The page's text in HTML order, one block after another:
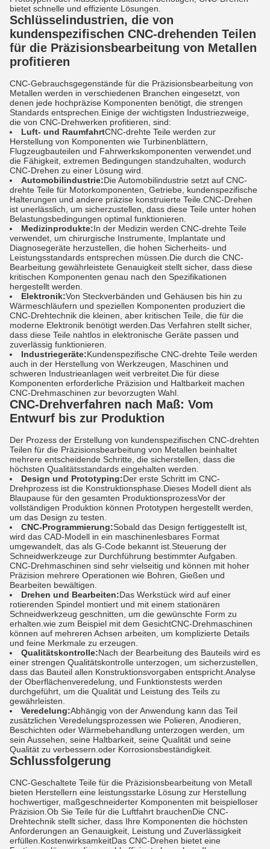
bietet schnelle und effiziente Lösungen.
Schlüsselindustrien, die von
kundenspezifischen CNC-drehenden Teilen
für die Präzisionsbearbeitung von Metallen
profitieren
CNC-Gebrauchsgegenstände für die Präzisionsbearbeitung von
Metallen werden in verschiedenen Branchen eingesetzt, von
denen jede hochpräzise Komponenten benötigt, die strengen
Standards entsprechen.Einige der wichtigsten Industriezweige,
die von CNC-Drehwerken profitieren, sind:
Luft- und RaumfahrtCNC-drehte Teile werden zur
Herstellung von Komponenten wie Turbinenblättern,
Flugzeugbauteilen und Fahrwerkskomponenten verwendet.und
die Fähigkeit, extremen Bedingungen standzuhalten, wodurch
CNC-Drehen zu einer Lösung wird.
Automobilindustrie:Die Automobilindustrie setzt auf CNC-
drehte Teile für Motorkomponenten, Getriebe, kundenspezifische
Halterungen und andere präzise konstruierte Teile.CNC-Drehen
ist unerlässlich, um sicherzustellen, dass diese Teile unter hohen
Belastungsbedingungen optimal funktionieren.
Medizinprodukte:In der Medizin werden CNC-drehte Teile
verwendet, um chirurgische Instrumente, Implantate und
Diagnosegeräte herzustellen, die hohen Sicherheits- und
Leistungsstandards entsprechen müssen.Die durch die CNC-
Bearbeitung gewährleistete Genauigkeit stellt sicher, dass diese
kritischen Komponenten genau nach den Spezifikationen
hergestellt werden.
Elektronik:Von Steckverbänden und Gehäusen bis hin zu
Wärmeschläufern und speziellen Komponenten produziert die
CNC-Drehtechnik die kleinen, aber kritischen Teile, die für die
moderne Elektronik benötigt werden.Das Verfahren stellt sicher,
dass diese Teile nahtlos in elektronische Geräte passen und
zuverlässig funktionieren.
Industriegeräte:Kundenspezifische CNC-drehte Teile werden
auch in der Herstellung von Werkzeugen, Maschinen und
schweren Industrieanlagen weit verbreitet.Die für diese
Komponenten erforderliche Präzision und Haltbarkeit machen
CNC-Drehmaschinen zur bevorzugten Wahl.
CNC-Drehverfahren nach Maß: Vom
Entwurf bis zur Produktion
Der Prozess der Erstellung von kundenspezifischen CNC-drehten
Teilen für die Präzisionsbearbeitung von Metallen beinhaltet
mehrere entscheidende Schritte, die sicherstellen, dass die
höchsten Qualitätsstandards eingehalten werden.
Design und Prototyping:Der erste Schritt im CNC-
Drehprozess ist die Konstruktionsphase.Dieses Modell dient als
Blaupause für den gesamten ProduktionsprozessVor der
vollständigen Produktion können Prototypen hergestellt werden,
um das Design zu testen.
CNC-Programmierung:Sobald das Design fertiggestellt ist,
wird das CAD-Modell in ein maschinenlesbares Format
umgewandelt, das als G-Code bekannt ist.Steuerung der
Schneidwerkzeuge zur Durchführung bestimmter Aufgaben.
CNC-Drehmaschinen sind sehr vielseitig und können mit hoher
Präzision mehrere Operationen wie Bohren, Gießen und
Bearbeiten bewältigen.
Drehen und Bearbeiten:Das Werkstück wird auf einer
rotierenden Spindel montiert und mit einem stationären
Schneidwerkzeug geschnitten, um die gewünschte Form zu
erhalten.wie zum Beispiel mit dem GesichtCNC-Drehmaschinen
können auf mehreren Achsen arbeiten, um komplizierte Details
und feine Merkmale zu erzeugen.
Qualitätskontrolle:Nach der Bearbeitung des Bauteils wird es
einer strengen Qualitätskontrolle unterzogen, um sicherzustellen,
dass das Bauteil allen Konstruktionsvorgaben entspricht.Analyse
der Oberflächenveredelung, und Funktionstests werden
durchgeführt, um die Qualität und Leistung des Teils zu
gewährleisten.
Veredelung:Abhängig von der Anwendung kann das Teil
zusätzlichen Veredelungsprozessen wie Polieren, Anodieren,
Beschichten oder Wärmebehandlung unterzogen werden, um
sein Aussehen, seine Haltbarkeit, seine Qualität und seine
Qualität zu verbessern.oder Korrosionsbeständigkeit.
Schlussfolgerung
CNC-Geschaltete Teile für die Präzisionsbearbeitung von Metall
bieten Herstellern eine leistungsstarke Lösung zur Herstellung
hochwertiger, maßgeschneiderter Komponenten mit beispielloser
Präzision.Ob Sie Teile für die Luftfahrt brauchenDie CNC-
Drehtechnik stellt sicher, dass Ihre Komponenten die höchsten
Anforderungen an Genauigkeit, Leistung und Zuverlässigkeit
erfüllen.KostenwirksamkeitDas CNC-Drehen bietet eine